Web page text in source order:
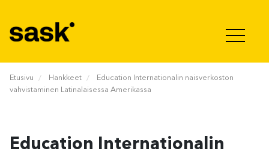
Etusivu Hankkeet
Education Internationalin naisverkoston
vahvistaminen Latinalaisessa Amerikassa
Education Internationalin